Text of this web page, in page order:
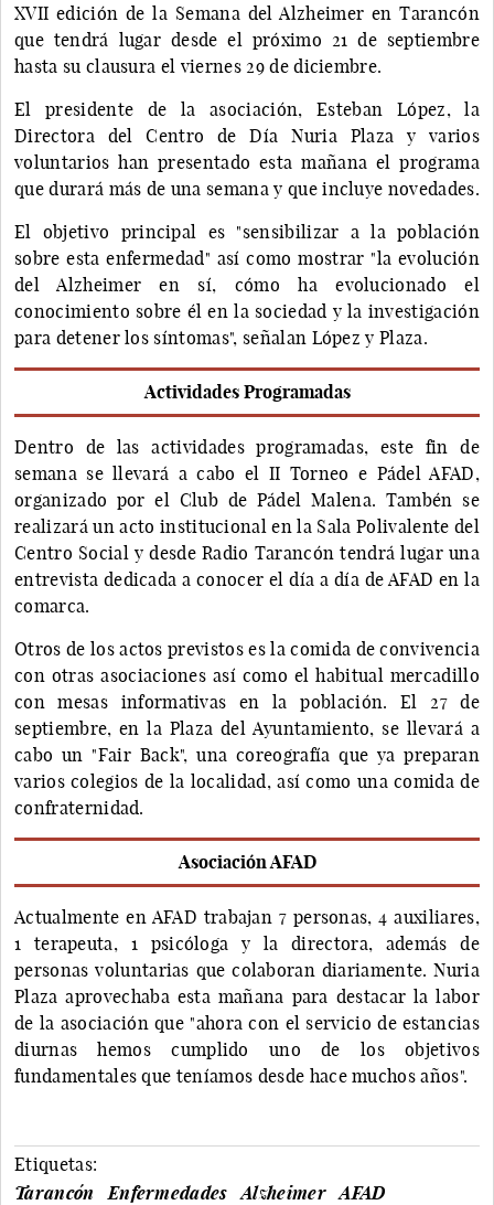
XVII edición de la Semana del Alzheimer en Tarancón
que tendrá lugar desde el próximo 21 de septiembre
hasta su clausura el viernes 29 de diciembre.
El presidente de la asociación, Esteban López, la
Directora del Centro de Día Nuria Plaza y varios
voluntarios han presentado esta mañana el programa
que durará más de una semana y que incluye novedades.
El objetivo principal es "sensibilizar a la población
sobre esta enfermedad" así como mostrar "la evolución
del Alzheimer en sí, cómo ha evolucionado el
conocimiento sobre él en la sociedad y la investigación
para detener los síntomas", señalan López y Plaza.
Actividades Programadas
Dentro de las actividades programadas, este fin de
semana se llevará a cabo el II Torneo e Pádel AFAD,
organizado por el Club de Pádel Malena. Tambén se
realizará un acto institucional en la Sala Polivalente del
Centro Social y desde Radio Tarancón tendrá lugar una
entrevista dedicada a conocer el día a día de AFAD en la
comarca.
Otros de los actos previstos es la comida de convivencia
con otras asociaciones así como el habitual mercadillo
con mesas informativas en la población. El 27 de
septiembre, en la Plaza del Ayuntamiento, se llevará a
cabo un "Fair Back", una coreografía que ya preparan
varios colegios de la localidad, así como una comida de
confraternidad.
Asociación AFAD
Actualmente en AFAD trabajan 7 personas, 4 auxiliares,
1 terapeuta, 1 psicóloga y la directora, además de
personas voluntarias que colaboran diariamente. Nuria
Plaza aprovechaba esta mañana para destacar la labor
de la asociación que "ahora con el servicio de estancias
diurnas hemos cumplido uno de los objetivos
fundamentales que teníamos desde hace muchos años".
Etiquetas:
Tarancón
Enfermedades Alzheimer
AFAD